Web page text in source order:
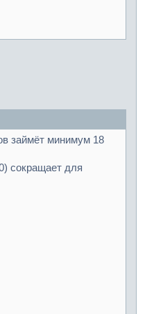
займёт минимум 18
cокращает для